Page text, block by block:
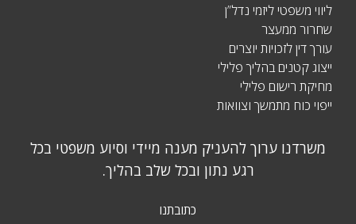
ליווי משפטי ליזמי נדל”ן
שחרור ממעצר
עורך דין לזכויות יוצרים
ייצוג קטנים בהליך פלילי
מחיקת רישום פלילי
ייפוי כוח מתמשך וצוואות
משרדנו ערוך להעניק מענה מיידי וסיוע משפטי בכל
רגע נתון ובכל שלב בהליך.
כתובתנו